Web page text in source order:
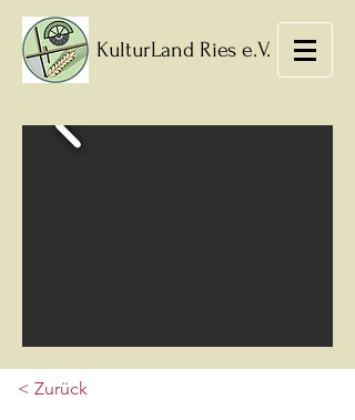
KulturLand Ries e.V.
< Zurück